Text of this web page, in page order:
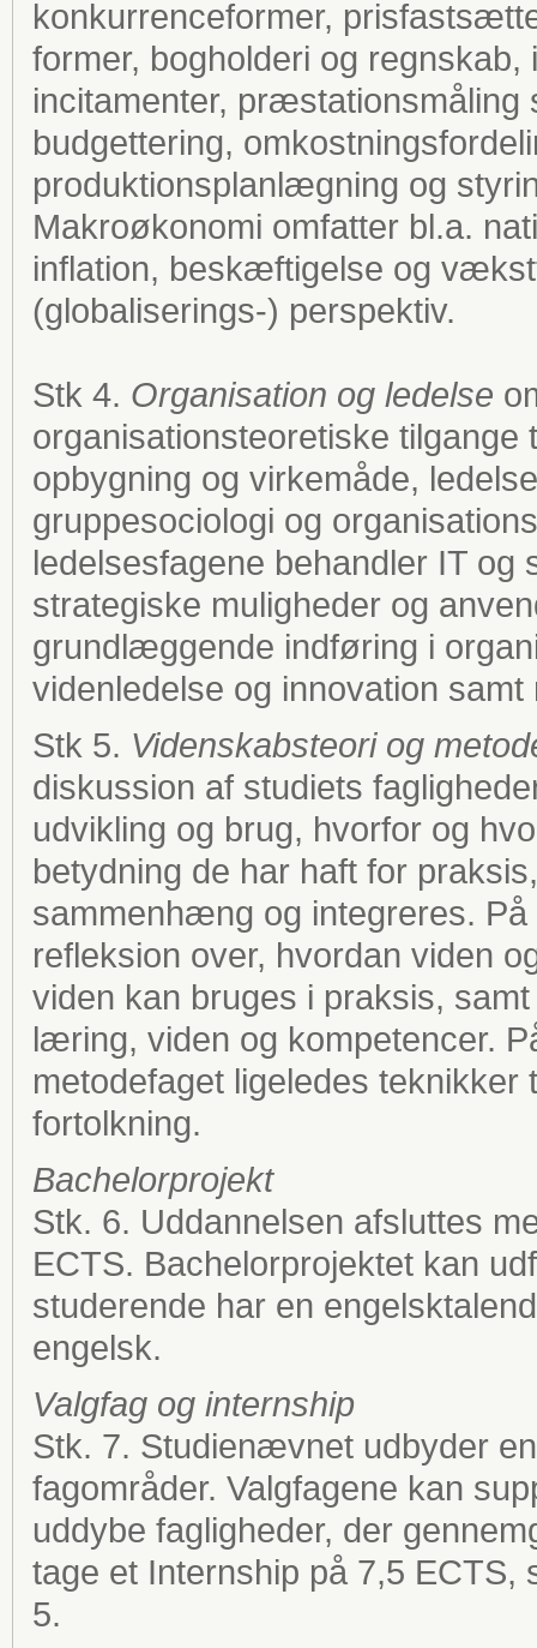
konkurrenceformer,
former, bogholderi og
incitamenter, præstationsmåling
budgettering,
produktionsplanlægning og
Makroøkonomi omfatter bl.a.
inflation, beskæftigelse og
(globaliserings-) perspektiv.
Stk 4. Organisation og ledelse
organisationsteoretiske
opbygning og virkemåde,
gruppesociologi og
ledelsesfagene behandler IT og
strategiske muligheder og
grundlæggende indføring i
videnledelse og innovation
Stk 5. Videnskabsteori og
diskussion af studiets
udvikling og brug, hvorfor og
betydning de har haft for
sammenhæng og integreres.
refleksion over, hvordan viden
viden kan bruges i praksis,
læring, viden og kompetencer.
metodefaget ligeledes
fortolkning.
Bachelorprojekt
Stk. 6. Uddannelsen afsluttes
ECTS. Bachelorprojektet kan
studerende har en
engelsk.
Valgfag og internship
Stk. 7. Studienævnet udbyder
fagområder. Valgfagene kan
uddybe fagligheder, der
tage et Internship på 7,5
5.